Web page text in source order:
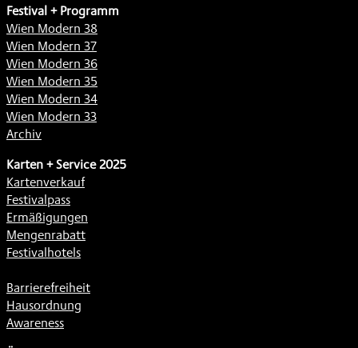
Festival + Programm
Wien Modern 38
Wien Modern 37
Wien Modern 36
Wien Modern 35
Wien Modern 34
Wien Modern 33
Archiv
Karten + Service 2025
Kartenverkauf
Festivalpass
Ermäßigungen
Mengenrabatt
Festivalhotels
Barrierefreiheit
Hausordnung
Awareness